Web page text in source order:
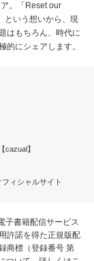
。「Reset our
という想いから、現
はもちろん、時代に
的にシェアします。
cazual】
フィシャルサイト
子書籍配信サービス
許諾を得た正規版配
商標（登録番号 第